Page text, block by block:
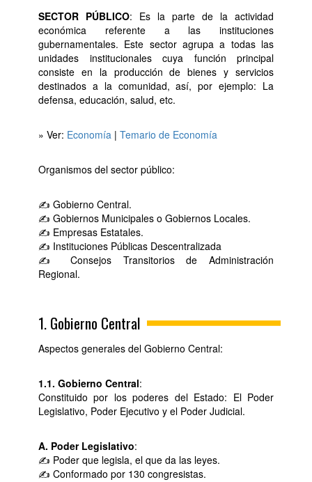
SECTOR PÚBLICO: Es la parte de la actividad
económica referente a las instituciones
gubernamentales. Este sector agrupa a todas las
unidades institucionales cuya función principal
consiste en la producción de bienes y servicios
destinados a la comunidad, así, por ejemplo: La
defensa, educación, salud, etc.
» Ver: Economía | Temario de Economía
Organismos del sector público:
✍ Gobierno Central.
✍ Gobiernos Municipales o Gobiernos Locales.
✍ Empresas Estatales.
✍ Instituciones Públicas Descentralizada
✍ Consejos Transitorios de Administración
Regional.
1. Gobierno Central
Aspectos generales del Gobierno Central:
1.1. Gobierno Central:
Constituido por los poderes del Estado: El Poder
Legislativo, Poder Ejecutivo y el Poder Judicial.
A. Poder Legislativo:
✍ Poder que legisla, el que da las leyes.
✍ Conformado por 130 congresistas.